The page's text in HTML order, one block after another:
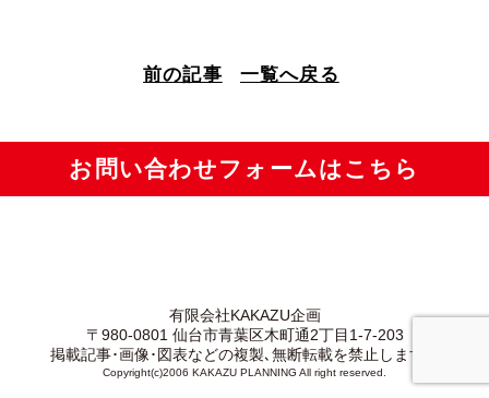
前の記事 一覧へ戻る
お問い合わせフォームはこちら
有限会社KAKAZU企画
〒980-0801 仙台市青葉区木町通2丁目1-7-203
掲載記事･画像･図表などの複製､無断転載を禁止します。
Copyright(c)2006 KAKAZU PLANNING All right reserved.